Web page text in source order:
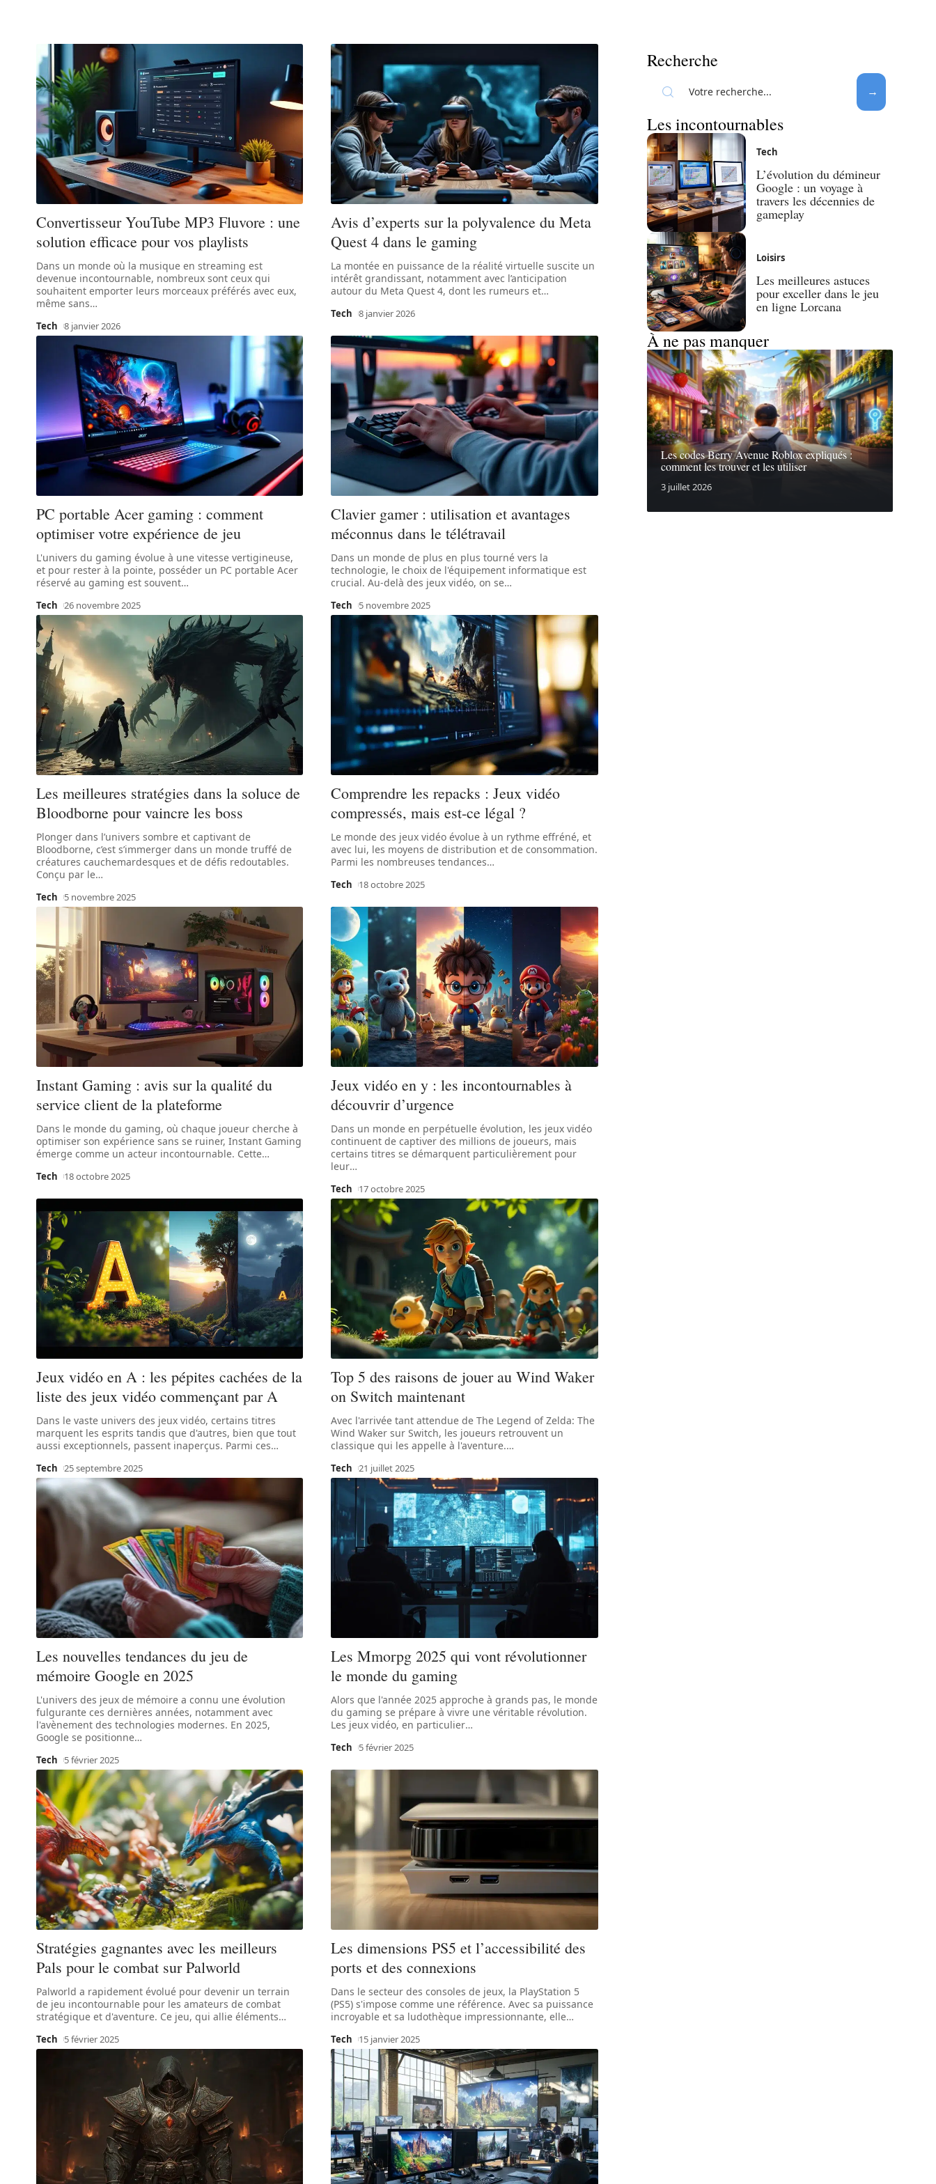
Convertisseur YouTube MP3 Fluvore : une
solution efficace pour vos playlists
Dans un monde où la musique en streaming est
devenue incontournable, nombreux sont ceux qui
souhaitent emporter leurs morceaux préférés avec eux,
même sans…
Tech 8 janvier 2026
Avis d’experts sur la polyvalence du Meta
Quest 4 dans le gaming
La montée en puissance de la réalité virtuelle suscite un
intérêt grandissant, notamment avec l’anticipation
autour du Meta Quest 4, dont les rumeurs et…
Tech 8 janvier 2026
PC portable Acer gaming : comment
optimiser votre expérience de jeu
L'univers du gaming évolue à une vitesse vertigineuse,
et pour rester à la pointe, posséder un PC portable Acer
réservé au gaming est souvent…
Tech 26 novembre 2025
Clavier gamer : utilisation et avantages
méconnus dans le télétravail
Dans un monde de plus en plus tourné vers la
technologie, le choix de l'équipement informatique est
crucial. Au-delà des jeux vidéo, on se…
Tech 5 novembre 2025
Les meilleures stratégies dans la soluce de
Bloodborne pour vaincre les boss
Plonger dans l’univers sombre et captivant de
Bloodborne, c’est s’immerger dans un monde truffé de
créatures cauchemardesques et de défis redoutables.
Conçu par le…
Tech 5 novembre 2025
Comprendre les repacks : Jeux vidéo
compressés, mais est-ce légal ?
Le monde des jeux vidéo évolue à un rythme effréné, et
avec lui, les moyens de distribution et de consommation.
Parmi les nombreuses tendances…
Tech 18 octobre 2025
Instant Gaming : avis sur la qualité du
service client de la plateforme
Dans le monde du gaming, où chaque joueur cherche à
optimiser son expérience sans se ruiner, Instant Gaming
émerge comme un acteur incontournable. Cette…
Tech 18 octobre 2025
Jeux vidéo en y : les incontournables à
découvrir d’urgence
Dans un monde en perpétuelle évolution, les jeux vidéo
continuent de captiver des millions de joueurs, mais
certains titres se démarquent particulièrement pour
leur…
Tech 17 octobre 2025
Jeux vidéo en A : les pépites cachées de la
liste des jeux vidéo commençant par A
Dans le vaste univers des jeux vidéo, certains titres
marquent les esprits tandis que d'autres, bien que tout
aussi exceptionnels, passent inaperçus. Parmi ces…
Tech 25 septembre 2025
Top 5 des raisons de jouer au Wind Waker
on Switch maintenant
Avec l'arrivée tant attendue de The Legend of Zelda: The
Wind Waker sur Switch, les joueurs retrouvent un
classique qui les appelle à l'aventure.…
Tech 21 juillet 2025
Les nouvelles tendances du jeu de
mémoire Google en 2025
L'univers des jeux de mémoire a connu une évolution
fulgurante ces dernières années, notamment avec
l'avènement des technologies modernes. En 2025,
Google se positionne…
Tech 5 février 2025
Les Mmorpg 2025 qui vont révolutionner
le monde du gaming
Alors que l'année 2025 approche à grands pas, le monde
du gaming se prépare à vivre une véritable révolution.
Les jeux vidéo, en particulier…
Tech 5 février 2025
Stratégies gagnantes avec les meilleurs
Pals pour le combat sur Palworld
Palworld a rapidement évolué pour devenir un terrain
de jeu incontournable pour les amateurs de combat
stratégique et d'aventure. Ce jeu, qui allie éléments…
Tech 5 février 2025
Les dimensions PS5 et l’accessibilité des
ports et des connexions
Dans le secteur des consoles de jeux, la PlayStation 5
(PS5) s'impose comme une référence. Avec sa puissance
incroyable et sa ludothèque impressionnante, elle…
Tech 15 janvier 2025
Recherche
Les incontournables
Tech
L’évolution du démineur
Google : un voyage à
travers les décennies de
gameplay
Loisirs
Les meilleures astuces
pour exceller dans le jeu
en ligne Lorcana
À ne pas manquer
Les codes Berry Avenue Roblox expliqués :
comment les trouver et les utiliser
3 juillet 2026